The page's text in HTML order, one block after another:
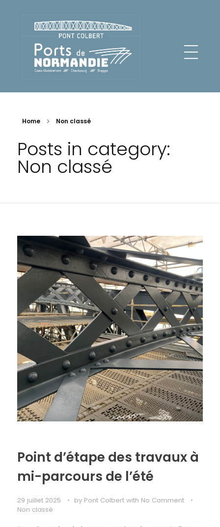
Home Non classé
Posts in category:
Non classé
Point d’étape des travaux à
mi-parcours de l’été
29 juillet 2025 by Pont Colbert with No Comment
Non classé